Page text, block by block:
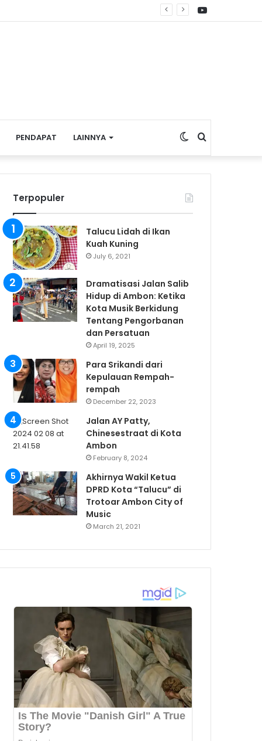
PENDAPAT LAINNYA Search
for
Switch
skin
Terpopuler
Talucu Lidah di Ikan
Kuah Kuning
July 6, 2021
Dramatisasi Jalan Salib
Hidup di Ambon: Ketika
Kota Musik Berkidung
Tentang Pengorbanan
dan Persatuan
April 19, 2025
Para Srikandi dari
Kepulauan Rempah-
rempah
December 22, 2023
Jalan AY Patty,
Chinesestraat di Kota
Ambon
February 8, 2024
Akhirnya Wakil Ketua
DPRD Kota “Talucu” di
Trotoar Ambon City of
Music
March 21, 2021